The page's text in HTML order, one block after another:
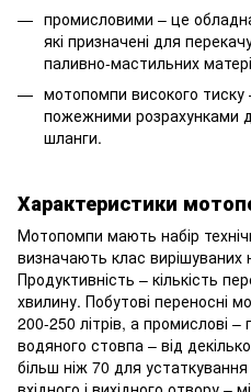
промисловими – це
які призначені для
паливно-мастильних
мотопомпи високого тиску
пожежними розрахунками
шланги.
Характеристики
Мотопомпи мають набір
визначають клас вирішуваних
Продуктивність – кількість
хвилину. Побутові переносні
200-250 літрів, а промислові
водяного стовпа – від
більш ніж 70 для